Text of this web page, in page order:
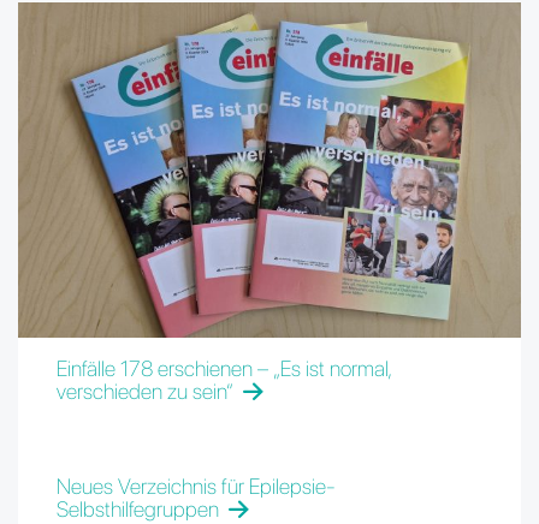
Einfälle 178 erschienen – „Es ist normal,
verschieden zu sein“
Neues Verzeichnis für Epilepsie-
Selbsthilfegruppen